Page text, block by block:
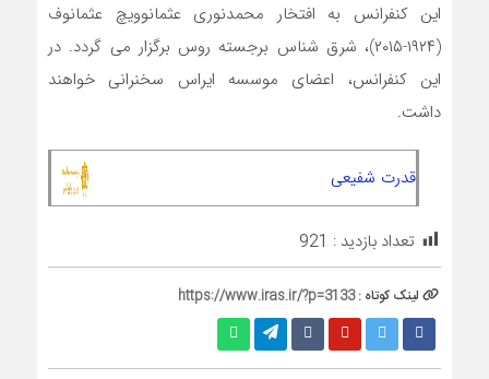
این کنفرانس به افتخار محمدنوری عثمانوویچ عثمانوف
(۱۹۲۴-۲۰۱۵)، شرق شناس برجسته روس برگزار می گردد. در
این کنفرانس، اعضای موسسه ایراس سخنرانی خواهند
داشت.
قدرت شفیعی
تعداد بازدید : 921
لینک کوتاه :https://www.iras.ir/?p=3133